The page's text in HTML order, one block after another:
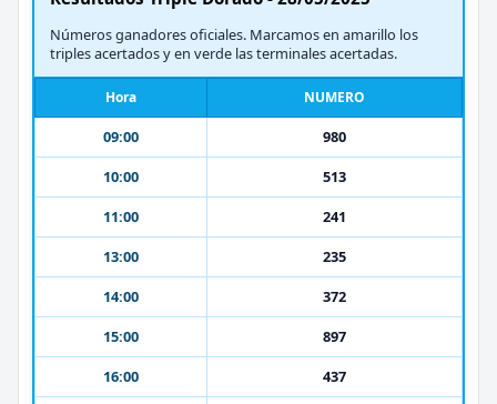
Números ganadores oficiales. Marcamos en amarillo los
triples acertados y en verde las terminales acertadas.
Hora NUMERO
09:00
980
10:00
513
11:00
241
13:00
235
14:00
372
15:00
897
16:00
437